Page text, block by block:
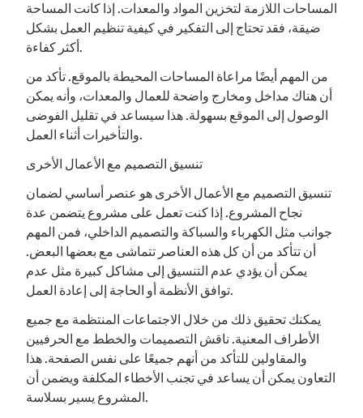
المساحات اللازمة لتخزين المواد والمعدات. إذا كانت المساحة
ضيقة، فقد تحتاج إلى التفكير في كيفية تنظيم العمل بشكل
أكثر كفاءة.
من المهم أيضًا مراعاة المساحات المحيطة بالموقع. تأكد من
أن هناك مداخل ومخارج واضحة للعمال والمعدات، وأنه يمكن
الوصول إلى الموقع بسهولة. هذا سيساعد في تقليل الفوضى
والتأخيرات أثناء العمل.
تنسيق التصميم مع الأعمال الأخرى
تنسيق التصميم مع الأعمال الأخرى هو عنصر أساسي لضمان
نجاح المشروع. إذا كنت تعمل على مشروع يتضمن عدة
جوانب مثل الكهرباء والسباكة والتصميم الداخلي، فمن المهم
أن تتأكد من أن كل هذه العناصر تتماشى مع بعضها البعض.
يمكن أن يؤدي عدم التنسيق إلى مشاكل كبيرة مثل عدم
توافق الأنظمة أو الحاجة إلى إعادة العمل.
يمكنك تحقيق ذلك من خلال الاجتماعات المنتظمة مع جميع
الأطراف المعنية. ناقش التصميمات والخطط مع الحرفيين
والمقاولين للتأكد من أنهم جميعًا على نفس الصفحة. هذا
التعاون يمكن أن يساعد في تجنب الأخطاء المكلفة ويضمن أن
المشروع يسير بسلاسة.